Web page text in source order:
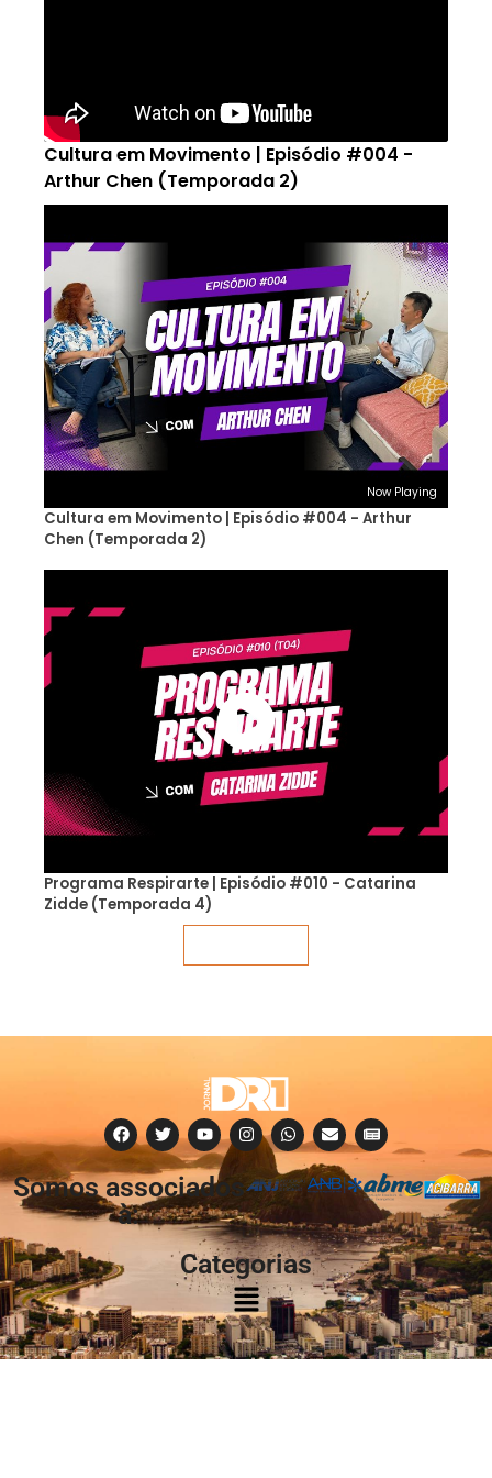
Cultura em Movimento | Episódio #004 -
Arthur Chen (Temporada 2)
Now Playing
Cultura em Movimento | Episódio #004 - Arthur
Chen (Temporada 2)
Programa Respirarte | Episódio #010 - Catarina
Zidde (Temporada 4)
Somos associados
à:
Categorias